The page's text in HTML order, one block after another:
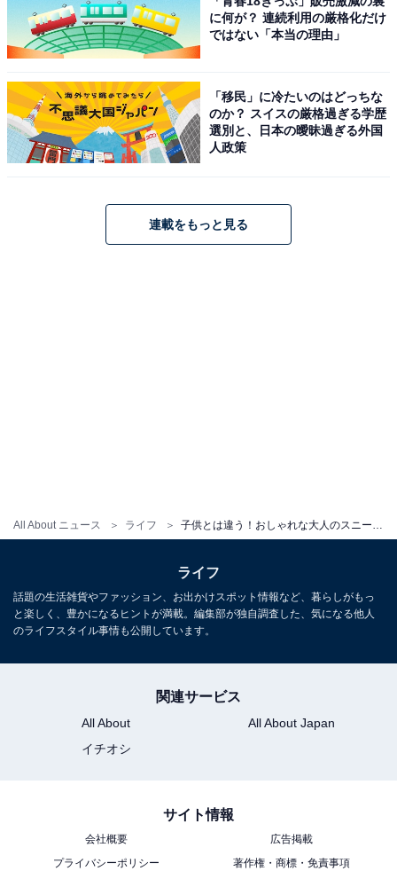
All About ニュース ライフ
ビビッドカラーのフレアスカートコーデにも抜け感を作れる 出典：WEAR
ふんわりしたシルエットでもシンプルなのが大人向け。
簡単にコーデがキマるので、忙しい朝でも時間をかける
ことなくおしゃれに見せられます。ショッピングや旅行
など、都会的なおしゃれ感がほしいけどたくさん歩く時
スニーカーは華やかなアイテムにも意外に合いますし、
2. モノトーンコーデをスニーカーで柔らかく
に何が？ 連続利用の厳格化だけ
ではない「本当の理由」
「移民」に冷たいのはどっちな
のか？ スイスの厳格過ぎる学歴
選別と、日本の曖昧過ぎる外国
人政策
連載をもっと見る
ライフ
話題の生活雑貨やファッション、お出かけスポット情報など、暮らしがもっ
と楽しく、豊かになるヒントが満載。編集部が独自調査した、気になる他人
のライフスタイル事情も公開しています。
関連サービス
All About
All About Japan
イチオシ
サイト情報
会社概要
広告掲載
プライバシーポリシー
著作権・商標・免責事項